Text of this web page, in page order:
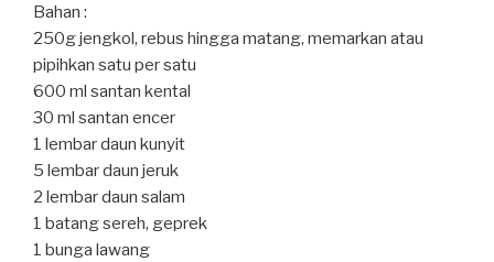
Bahan :
250g jengkol, rebus hingga matang, memarkan atau
pipihkan satu per satu
600 ml santan kental
30 ml santan encer
1 lembar daun kunyit
5 lembar daun jeruk
2 lembar daun salam
1 batang sereh, geprek
1 bunga lawang